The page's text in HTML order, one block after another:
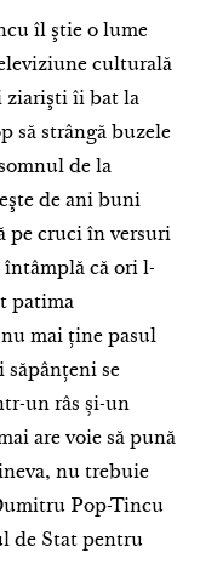
îl ştie o lume
culturală
ziarişti îi bat la
să strângă buzele
de la
de ani buni
pe cruci în versuri
întâmplă că ori l-
patima
mai ţine pasul
săpânţeni se
un râs și-un
are voie să pună
nu trebuie
Pop-Tincu
de Stat pentru